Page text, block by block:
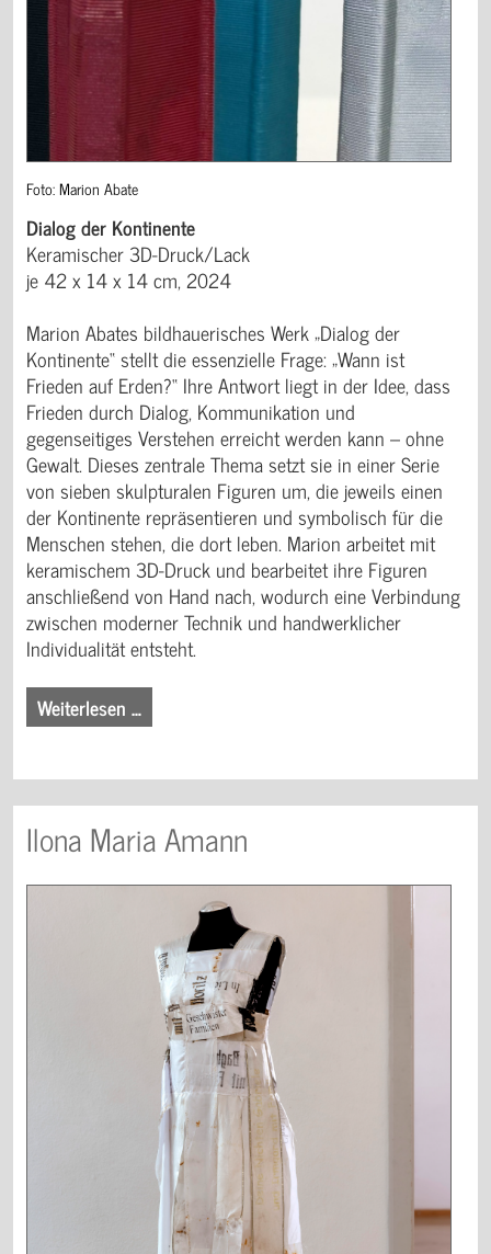
Foto: Marion Abate
Dialog der Kontinente
Keramischer 3D-Druck/Lack
je 42 x 14 x 14 cm, 2024
Marion Abates bildhauerisches Werk „Dialog der
Kontinente“ stellt die essenzielle Frage: „Wann ist
Frieden auf Erden?“ Ihre Antwort liegt in der Idee, dass
Frieden durch Dialog, Kommunikation und
gegenseitiges Verstehen erreicht werden kann – ohne
Gewalt. Dieses zentrale Thema setzt sie in einer Serie
von sieben skulpturalen Figuren um, die jeweils einen
der Kontinente repräsentieren und symbolisch für die
Menschen stehen, die dort leben. Marion arbeitet mit
keramischem 3D-Druck und bearbeitet ihre Figuren
anschließend von Hand nach, wodurch eine Verbindung
zwischen moderner Technik und handwerklicher
Individualität entsteht.
Weiterlesen …
Ilona Maria Amann